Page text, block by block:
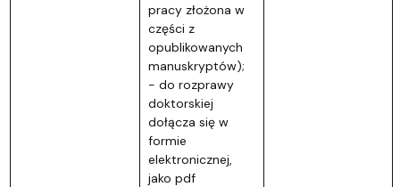
pracy złożona w
części z
opublikowanych
manuskryptów);
- do rozprawy
doktorskiej
dołącza się w
formie
elektronicznej,
jako pdf